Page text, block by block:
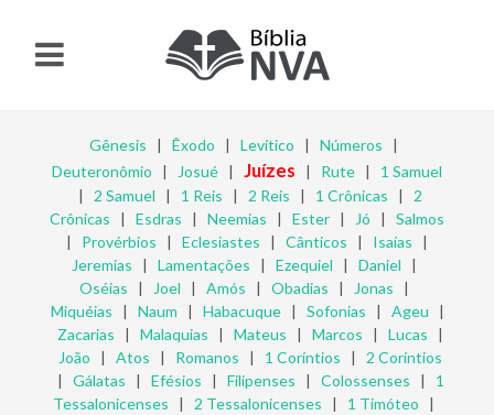
Gênesis | Êxodo | Levítico | Números |
Deuteronômio | Josué | Juízes | Rute | 1 Samuel
| 2 Samuel | 1 Reis | 2 Reis | 1 Crônicas | 2
Crônicas | Esdras | Neemias | Ester | Jó | Salmos
| Provérbios | Eclesiastes | Cânticos | Isaías |
Jeremias | Lamentações | Ezequiel | Daniel |
Oséias | Joel | Amós | Obadias | Jonas |
Miquéias | Naum | Habacuque| Sofonias | Ageu |
Zacarias | Malaquias | Mateus | Marcos | Lucas |
João | Atos | Romanos | 1 Coríntios | 2 Coríntios
| Gálatas | Efésios | Filipenses | Colossenses | 1
Tessalonicenses | 2 Tessalonicenses | 1 Timóteo |